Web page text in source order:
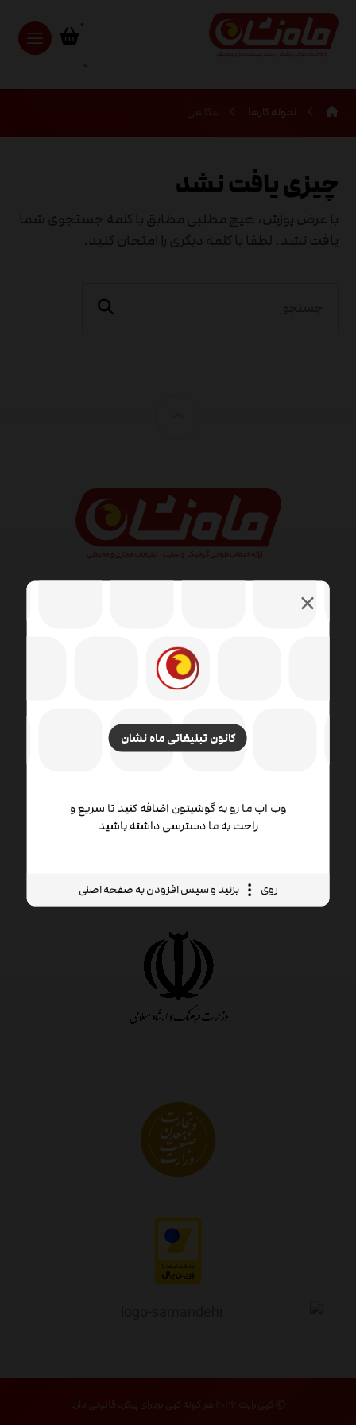
کانون تبلیغاتی ماه نشان
وب اپ ما رو به گوشیتون اضافه کنید تا سریع و
راحت به ما دسترسی داشته باشید
روی بزنید و سپس افزودن به صفحه اصلی
نمونه کارها عکاسی
چیزی یافت نشد
با عرض پوزش، هیچ مطلبی مطابق با کلمه جستجوی شما
یافت نشد. لطفا با کلمه دیگری را امتحان کنید.
طراحی وب شامل مهارت ها و رشته های مختلفی در زمینه
تولید و نگهداری وب سایت ها است. زمینه های مختلف
نویسندگی از جمله کد استاندارد و نرم افزار اختصاصی ،
طراحی تجربه کاربر است.
© کپی رایت ۲۰۲۶ هر گونه کپی بردرای پیگرد قانونی دارد